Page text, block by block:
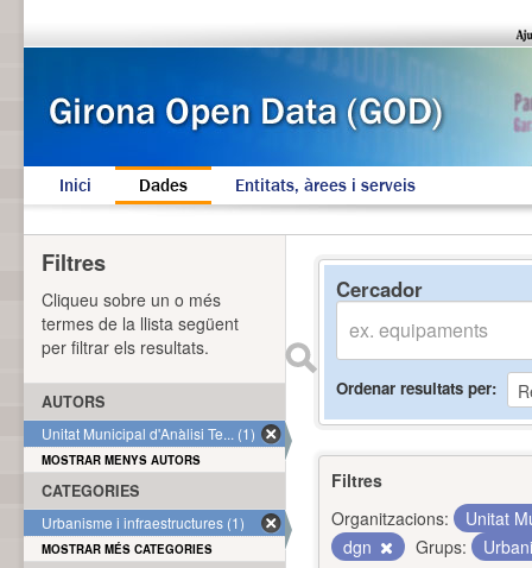
Inici Dades Entitats, àrees i serveis
Cercador
Ordenar resultats per
Filtres
Organitzacions:
Unitat
dgn
Grups:
Filtres
Cliqueu sobre un o més
termes de la llista següent
per filtrar els resultats.
AUTORS
Unitat Municipal d'Anàlisi Te... (1)
MOSTRAR MENYS AUTORS
CATEGORIES
Urbanisme i infraestructures (1)
MOSTRAR MÉS CATEGORIES